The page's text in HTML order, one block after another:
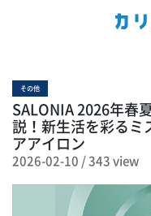
その他
SALONIA 2026年春
説！新生活を彩るミ
アアイロン
2026-02-10 /343 view